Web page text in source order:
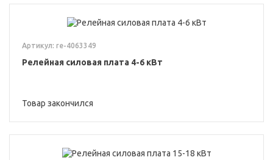
Артикул: re-4063349
Релейная силовая плата 4-6 кВт
Товар закончился